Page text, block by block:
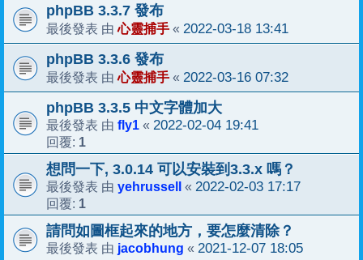
phpBB 3.3.7 發布
最後發表 由心靈捕手 « 2022-03-18 13:41
phpBB 3.3.6 發布
最後發表 由心靈捕手 « 2022-03-16 07:32
phpBB 3.3.5 中文字體加大
最後發表 由 fly1 « 2022-02-04 19:41
回覆: 1
想問一下, 3.0.14 可以安裝到3.3.x 嗎？
最後發表 由 yehrussell « 2022-02-03 17:17
回覆: 1
請問如圖框起來的地方，要怎麼清除？
最後發表 由 jacobhung « 2021-12-07 18:05